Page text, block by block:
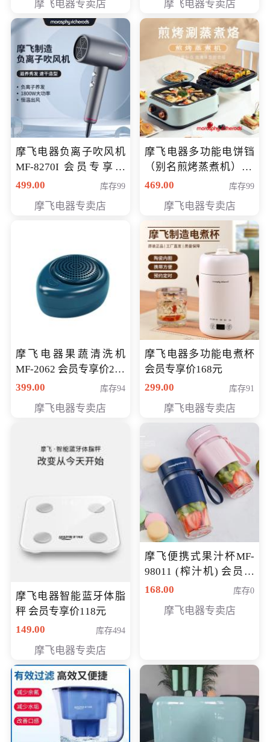
摩飞电器专卖店 摩飞电器专卖店
摩飞电器负离子吹风机
MF-8270I 会员专享价
369元
499.00 库存99
摩飞电器专卖店
摩飞电器多功能电饼铛
（别名煎烤蒸煮机） 型
号MF-8888B 会员专享
469.00 库存99
摩飞电器专卖店
摩飞电器果蔬清洗机
MF-2062 会员专享价268
元
399.00 库存94
摩飞电器专卖店
摩飞电器多功能电煮杯
会员专享价168元
299.00
库存91
摩飞电器专卖店
摩飞电器智能蓝牙体脂
秤 会员专享价118元
149.00
库存494
摩飞电器专卖店
摩飞便携式果汁杯MF-
98011 (榨汁机) 会员专
享价138元
168.00 库存0
摩飞电器专卖店